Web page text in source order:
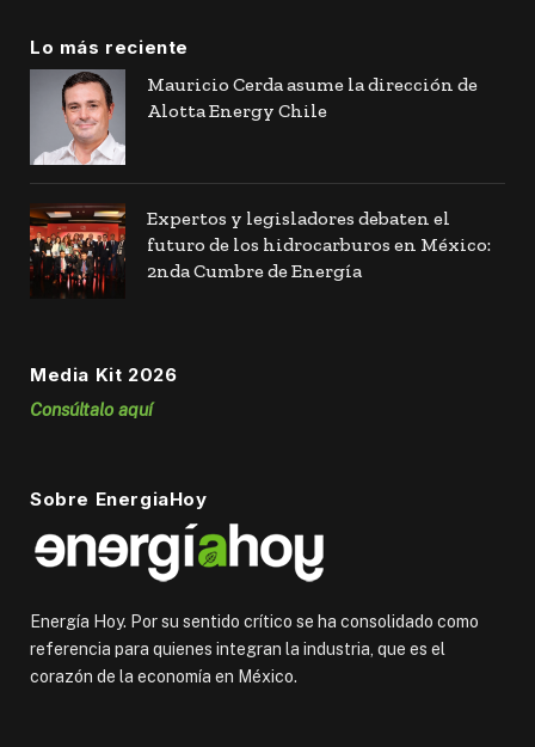
Lo más reciente
Mauricio Cerda asume la dirección de
Alotta Energy Chile
Expertos y legisladores debaten el
futuro de los hidrocarburos en México:
2nda Cumbre de Energía
Media Kit 2026
Consúltalo aquí
Sobre EnergiaHoy
Energía Hoy. Por su sentido crítico se ha consolidado como
referencia para quienes integran la industria, que es el
corazón de la economía en México.